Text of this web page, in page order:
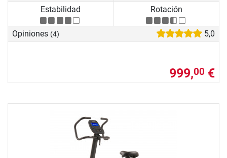
Estabilidad Rotación
Opiniones (4) 5,0
999,00 €